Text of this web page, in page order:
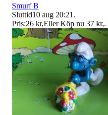
Smurf B
Sluttid10 aug 20:21 .
Pris:26 kr,Eller Köp nu 37 kr,.